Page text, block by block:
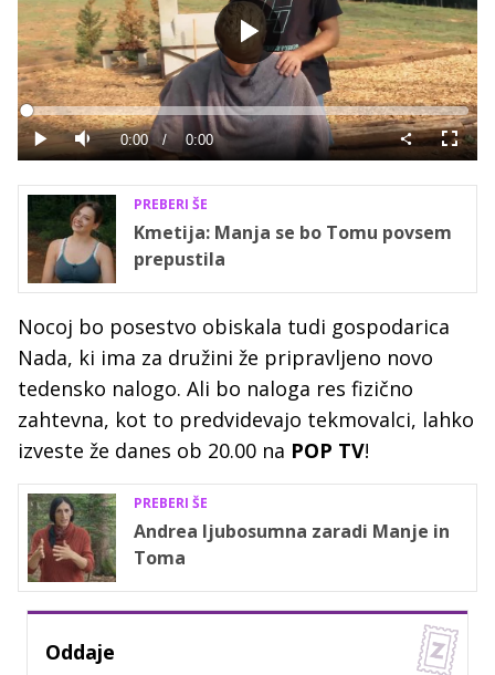
Predvajaj
PredvajajTiho Current
Time
0:00 / Duration
0:00
Loaded:
0%
način
PREBERI ŠE
Kmetija: Manja se bo Tomu povsem
prepustila
Nocoj bo posestvo obiskala tudi gospodarica
Nada, ki ima za družini že pripravljeno novo
tedensko nalogo. Ali bo naloga res fizično
zahtevna, kot to predvidevajo tekmovalci, lahko
izveste že danes ob 20.00 na POP TV!
PREBERI ŠE
Andrea ljubosumna zaradi Manje in
Toma
Oddaje